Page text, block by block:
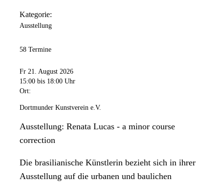
Kategorie:
Ausstellung
58 Termine
Fr 21. August 2026
15:00 bis 18:00 Uhr
Ort:
Dortmunder Kunstverein e.V.
Ausstellung: Renata Lucas - a minor course
correction
Die brasilianische Künstlerin bezieht sich in ihrer
Ausstellung auf die urbanen und baulichen